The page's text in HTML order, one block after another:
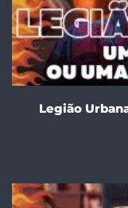
Legião